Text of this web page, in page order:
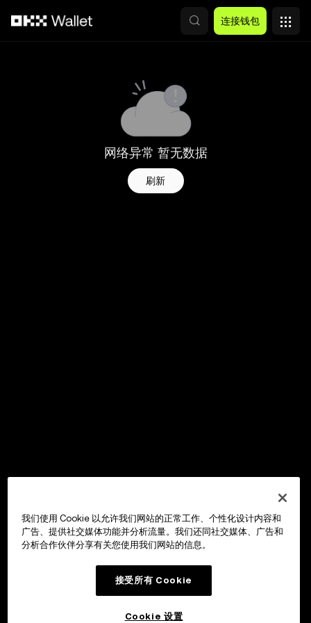
连接钱包
网络异常 暂无数据
刷新
我们使用 Cookie 以允许我们网站的正常工作、个性化设计内容和
广告、提供社交媒体功能并分析流量。我们还同社交媒体、广告和
分析合作伙伴分享有关您使用我们网站的信息。
接受所有 Cookie
Cookie 设置